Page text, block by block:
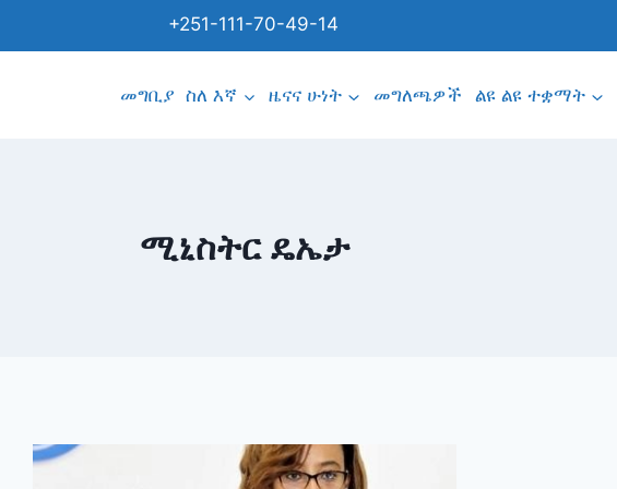
+251-111-70-49-14
መግቢያ ስለ እኛ ዜናና ሁነት መግለጫዎች ልዩ ልዩ ተቋማት
ሚኒስትር ዴኤታ